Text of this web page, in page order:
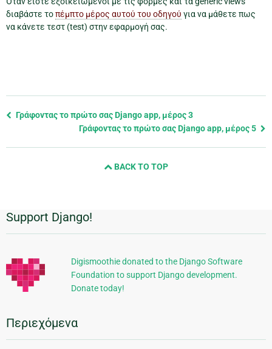
διαβάστε τοπέμπτο μέρος αυτού του οδηγού για να μάθετε πως
να κάνετε τεστ (test) στην εφαρμογή σας.
Previous
Γράφοντας το πρώτο σας Django app, μέρος 3
Γράφοντας το πρώτο σας Django app, μέρος 5
BACK TO TOP
Πρόσθετες
πληροφορίες
Support Django!
Digismoothie donated to the Django Software
Foundation to support Django development.
Donate today!
Περιεχόμενα